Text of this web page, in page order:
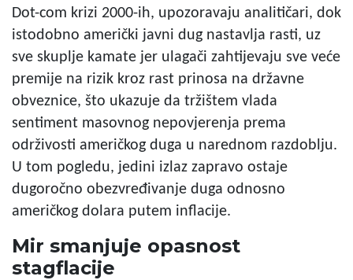
Dot-com krizi 2000-ih, upozoravaju analitičari, dok
istodobno američki javni dug nastavlja rasti, uz
sve skuplje kamate jer ulagači zahtijevaju sve veće
premije na rizik kroz rast prinosa na državne
obveznice, što ukazuje da tržištem vlada
sentiment masovnog nepovjerenja prema
održivosti američkog duga u narednom razdoblju.
U tom pogledu, jedini izlaz zapravo ostaje
dugoročno obezvređivanje duga odnosno
američkog dolara putem inflacije.
Mir smanjuje opasnost
stagflacije